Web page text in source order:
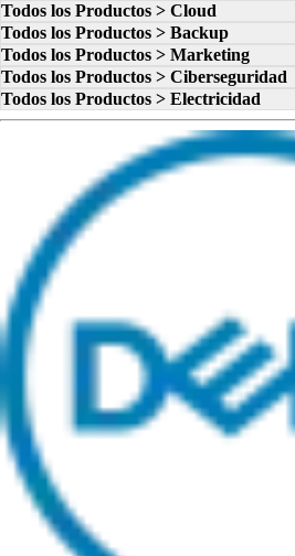
Todos los Productos > Cloud
Todos los Productos > Backup
Todos los Productos > Marketing
Todos los Productos > Ciberseguridad
Todos los Productos > Electricidad